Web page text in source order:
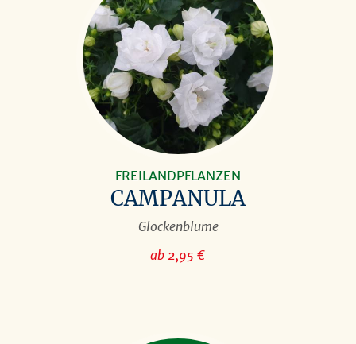
CAMPANULA
FREILANDPFLANZEN
Glockenblume
ab 2,95 €